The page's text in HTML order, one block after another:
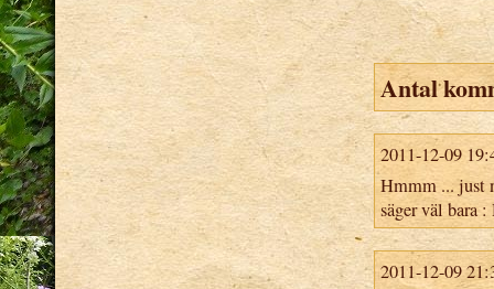
Antal
2011-12-09
Hmmm ... just
säger väl bara
2011-12-09